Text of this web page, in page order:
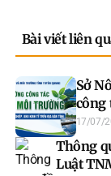
Bài viết liên
Sở
công
17/07/
Thông
Luật